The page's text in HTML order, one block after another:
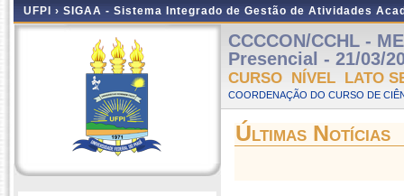
UFPI › SIGAA - Sistema Integrado de Gestão de Atividades
CCCCON/CCHL -
Presencial - 21/03/
CURSO NÍVEL LATO
COORDENAÇÃO DO CURSO DE
Últimas Notícias